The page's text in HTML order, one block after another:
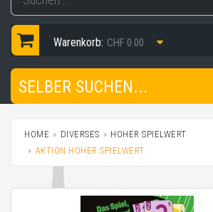
Warenkorb: CHF 0.00
SELBER SUCHEN...
HOME DIVERSES
HOHER SPIELWERT
AKTION HOHER SPIELWERT